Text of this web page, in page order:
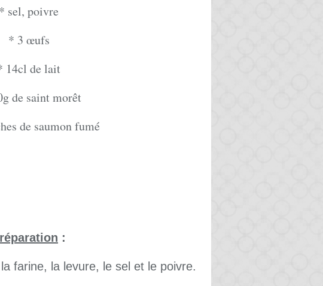
* sel, poivre
* 3 œufs
14cl de lait
de saint morêt
de saumon fumé
:
farine, la levure, le sel et le poivre.